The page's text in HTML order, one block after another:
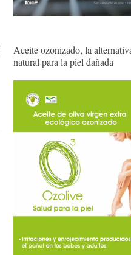
Aceite ozonizado, la
natural para la piel dañada